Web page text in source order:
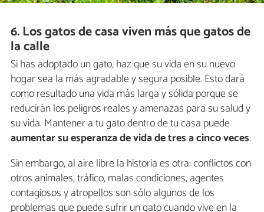
6. Los gatos de casa viven más que gatos de
la calle
Si has adoptado un gato, haz que su vida en su nuevo
hogar sea la más agradable y segura posible. Esto dará
como resultado una vida más larga y sólida porque se
reducirán los peligros reales y amenazas para su salud y
su vida. Mantener a tu gato dentro de tu casa puede
aumentar su esperanza de vida de tres a cinco veces.
Sin embargo, al aire libre la historia es otra: conflictos con
otros animales, tráfico, malas condiciones, agentes
contagiosos y atropellos son sólo algunos de los
problemas que puede sufrir un gato cuando vive en la